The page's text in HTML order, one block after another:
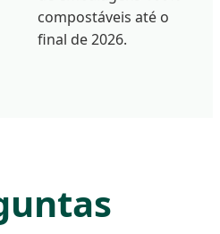
compostáveis até o
final de 2026.